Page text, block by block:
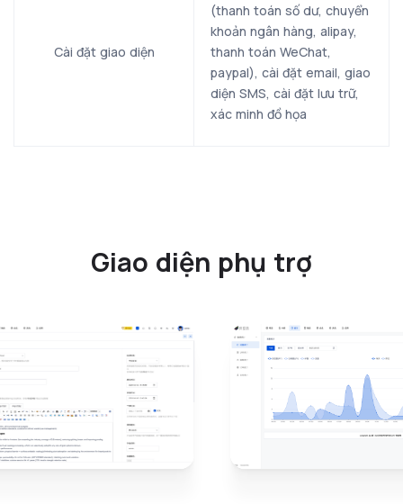
Cài đặt giao diện
(thanh toán số dư, chuyển
khoản ngân hàng, alipay,
thanh toán WeChat,
paypal), cài đặt email, giao
diện SMS, cài đặt lưu trữ,
xác minh đồ họa
Giao diện phụ trợ